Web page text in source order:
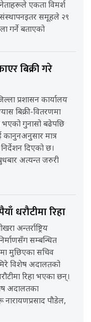
एकता विमर्श
समूहले २९
गर्ने बताएको
बिक्री गरे
प्रशासन कार्यालय
बिक्री-वितरणमा
भएको गुनासो बढेपछि
कानुनअनुसार मात्र
निर्देशन दिएको छ।
अत्यन्त जरुरी
धरौटीमा रिहा
अन्तर्राष्ट्रिय
सम्बन्धित
मुछिएका सचिव
विशेष अदालतको
रिहा भएका छन्।
अदालतका
नारायणप्रसाद पौडेल,